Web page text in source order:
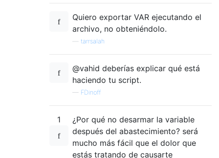
Quiero exportar VAR ejecutando el
archivo, no obteniéndolo.
tarrsalah
@vahid deberías explicar qué está
haciendo tu script.
— FDinoff
1
¿Por qué no desarmar la variable
después del abastecimiento? será
mucho más fácil que el dolor que
estás tratando de causarte